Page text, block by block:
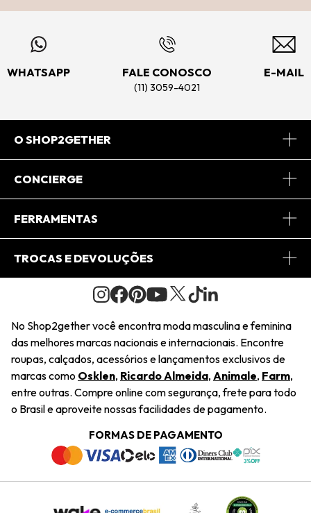
WHATSAPP FALE CONOSCO
(11) 3059-4021
E-MAIL
O SHOP2GETHER
Sobre Nós
Journal
Saiu na Mídia
Sustentabilidade
Navegando
Termos e Condições
Trabalhe Conosco
CONCIERGE
Central de Relacionamento
Regulamento e Promoções
FERRAMENTAS
Minha Conta
Pedido de Presente
Wishlist
TROCAS E DEVOLUÇÕES
Condições Gerais
Troca Fácil
Restituição de Pagamento
Dúvidas Frequentes
Termos e Condições
Política de Privacidade
No Shop2gether você encontra moda masculina e feminina
das melhores marcas nacionais e internacionais. Encontre
roupas, calçados, acessórios e lançamentos exclusivos de
marcas como Osklen, Ricardo Almeida, Animale, Farm,
entre outras. Compre online com segurança, frete para todo
o Brasil e aproveite nossas facilidades de pagamento.
FORMAS DE PAGAMENTO